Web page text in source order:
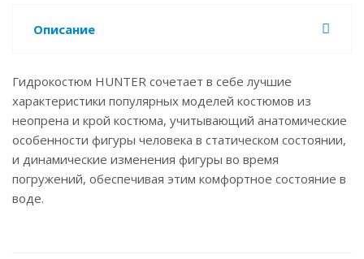
Описание
Гидрокостюм HUNTER сочетает в себе лучшие
характеристики популярных моделей костюмов из
неопрена и крой костюма, учитывающий анатомические
особенности фигуры человека в статическом состоянии,
и динамические изменения фигуры во время
погружений, обеспечивая этим комфортное состояние в
воде.